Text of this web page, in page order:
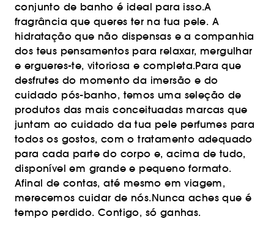
conjunto de banho é ideal para isso.A
fragrância que queres ter na tua pele. A
hidratação que não dispensas e a companhia
dos teus pensamentos para relaxar, mergulhar
e ergueres-te, vitoriosa e completa.Para que
desfrutes do momento da imersão e do
cuidado pós-banho, temos uma seleção de
produtos das mais conceituadas marcas que
juntam ao cuidado da tua pele perfumes para
todos os gostos, com o tratamento adequado
para cada parte do corpo e, acima de tudo,
disponível em grande e pequeno formato.
Afinal de contas, até mesmo em viagem,
merecemos cuidar de nós.Nunca aches que é
tempo perdido. Contigo, só ganhas.